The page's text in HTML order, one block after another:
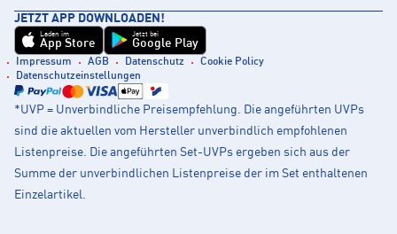
JETZT APP DOWNLOADEN!
Laden im
App Store
Jetzt bei
Google Play
Impressum AGB Datenschutz
Cookie Policy
Datenschutzeinstellungen
*UVP = Unverbindliche Preisempfehlung. Die angeführten UVPs
sind die aktuellen vom Hersteller unverbindlich empfohlenen
Listenpreise. Die angeführten Set-UVPs ergeben sich aus der
Summe der unverbindlichen Listenpreise der im Set enthaltenen
Einzelartikel.